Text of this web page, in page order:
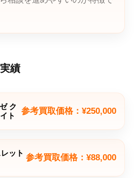
績
ク
ト
参考買取価格：¥250,000
ット 参考買取価格：¥88,000